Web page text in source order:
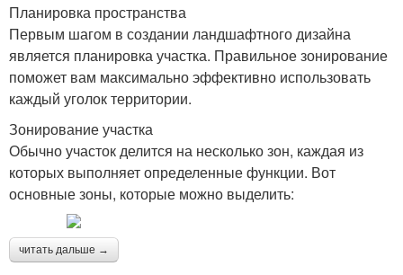
Планировка пространства
Первым шагом в создании ландшафтного дизайна
является планировка участка. Правильное зонирование
поможет вам максимально эффективно использовать
каждый уголок территории.
Зонирование участка
Обычно участок делится на несколько зон, каждая из
которых выполняет определенные функции. Вот
основные зоны, которые можно выделить:
читать дальше →